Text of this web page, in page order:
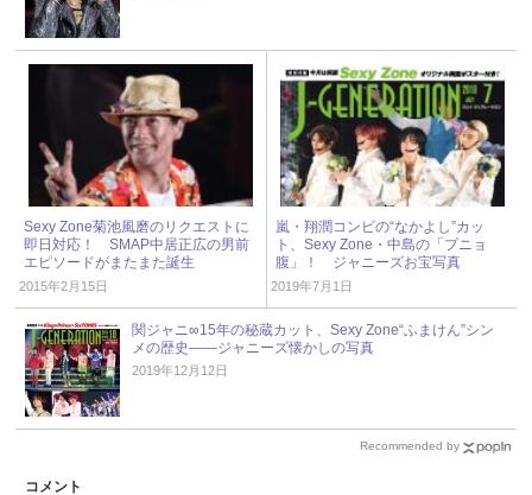
Sexy Zone菊池風磨のリクエストに
即日対応！ SMAP中居正広の男前
エピソードがまたまた誕生
2015年2月15日
嵐・翔潤コンビの“なかよし”カッ
ト、Sexy Zone・中島の「プニョ
腹」！ ジャニーズお宝写真
2019年7月1日
関ジャニ∞15年の秘蔵カット、Sexy Zone“ふまけん”シン
メの歴史――ジャニーズ懐かしの写真
2019年12月12日
Recommended by
コメント